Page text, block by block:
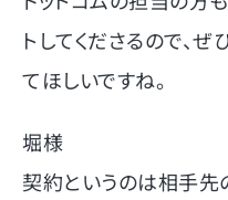
トしてくださるので、
てほしいですね。
堀様
契約というのは相手先